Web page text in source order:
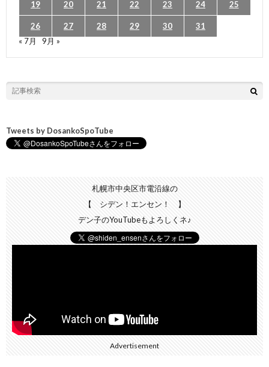
19 20 21 22 23 24 25
26 27 28 29 30
31
« 7月
9月 »
Tweets by DosankoSpoTube
札幌市中央区市電沿線の
【 シデン！エンセン！ 】
デン子のYouTubeもよろしくネ♪
Advertisement